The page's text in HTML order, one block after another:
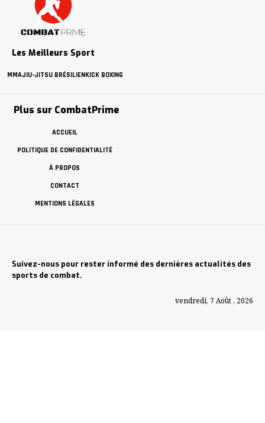
Les Meilleurs Sport
MMAJIU-JITSU BRÉSILIENKICK BOXING
Plus sur CombatPrime
ACCUEIL
POLITIQUE DE CONFIDENTIALITÉ
À PROPOS
CONTACT
MENTIONS LÉGALES
Suivez-nous pour rester informé des dernières actualités des
sports de combat.
vendredi, 7 Août , 2026